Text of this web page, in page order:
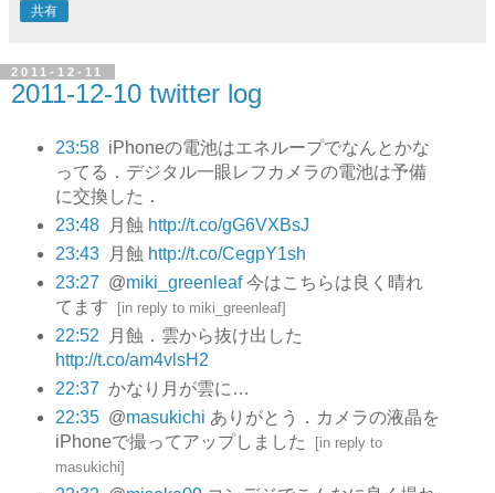
共有
2011-12-11
2011-12-10 twitter log
23:58 iPhoneの電池はエネループでなんとかな
ってる．デジタル一眼レフカメラの電池は予備
に交換した．
23:48
月蝕 http://t.co/gG6VXBsJ
23:43
月蝕 http://t.co/CegpY1sh
23:27 @miki_greenleaf今はこちらは良く晴れ
てます [in reply to miki_greenleaf]
22:52
月蝕．雲から抜け出した
http://t.co/am4vlsH2
22:37 かなり月が雲に…
22:35 @masukichi ありがとう．カメラの液晶を
iPhoneで撮ってアップしました
[in reply to
masukichi]